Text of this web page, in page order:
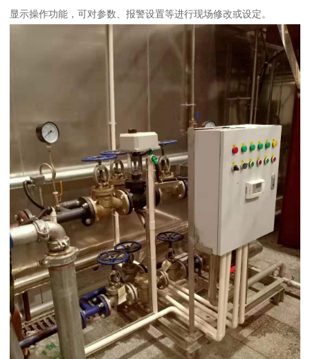
显示操作功能，可对参数、报警设置等进行现场修改或设定。